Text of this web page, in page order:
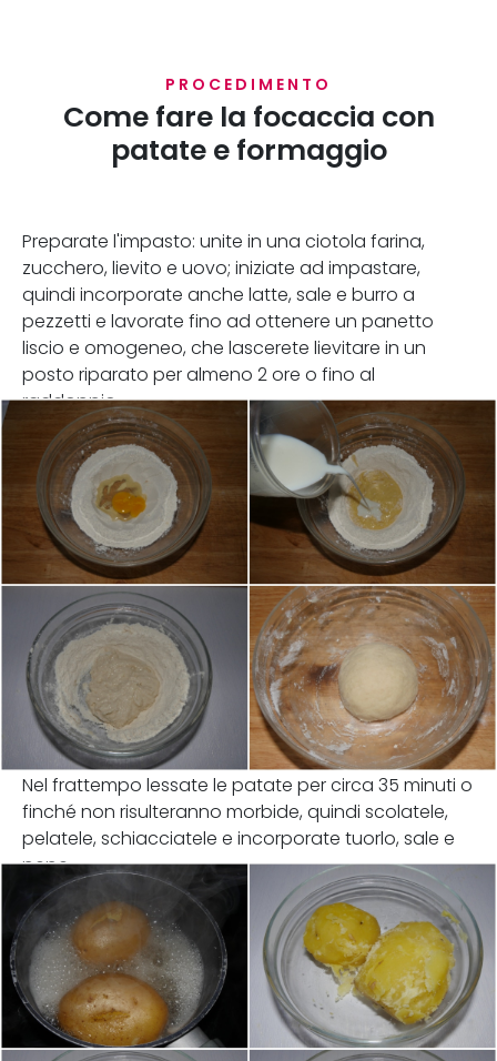
PROCEDIMENTO
Come fare la focaccia con
patate e formaggio
Preparate l'impasto: unite in una ciotola farina,
zucchero, lievito e uovo; iniziate ad impastare,
quindi incorporate anche latte, sale e burro a
pezzetti e lavorate fino ad ottenere un panetto
liscio e omogeneo, che lascerete lievitare in un
posto riparato per almeno 2 ore o fino al
raddoppio.
Nel frattempo lessate le patate per circa 35 minuti o
finché non risulteranno morbide, quindi scolatele,
pelatele, schiacciatele e incorporate tuorlo, sale e
pepe.